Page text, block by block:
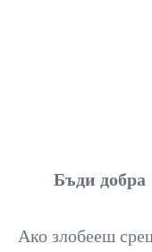
Бъди добра
Ако злобееш